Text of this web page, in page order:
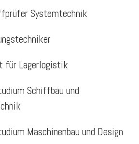
Systemtechnik
für Lagerlogistik
Schiffbau und
Maschinenbau und Design